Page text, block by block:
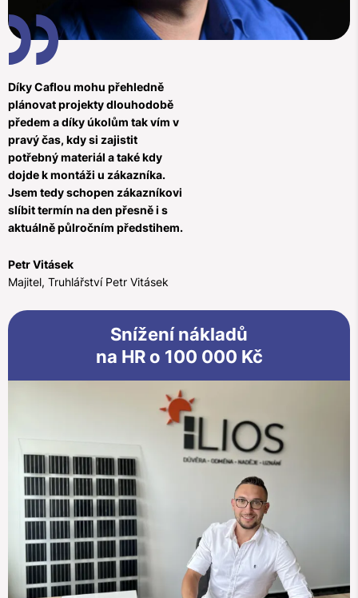
Díky Caflou mohu přehledně
plánovat projekty dlouhodobě
předem a díky úkolům tak vím v
pravý čas, kdy si zajistit
potřebný materiál a také kdy
dojde k montáži u zákazníka.
Jsem tedy schopen zákazníkovi
slíbit termín na den přesně i s
aktuálně půlročním předstihem.
Petr Vitásek
Majitel, Truhlářství Petr Vitásek
Snížení nákladů
na HR o 100 000 Kč